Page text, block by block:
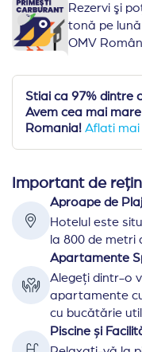
Rezervi şi
tonă pe lună
OMV
Stiai ca 97% dintre
Avem cea mai
Romania! Aflati mai
Important de
Aproape de
Hotelul este
la 800 de metri
Apartamente
Alegeți dintr-o
apartamente
cu bucătărie
Piscine și